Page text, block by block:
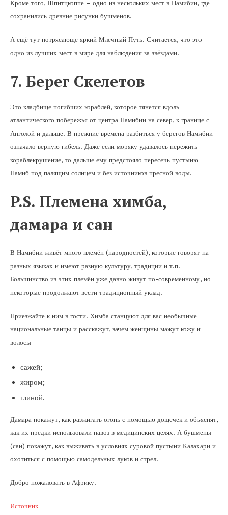
Кроме того, Шпитцкоппе – одно из нескольких мест в Намибии, где
сохранились древние рисунки бушменов.
А ещё тут потрясающе яркий Млечный Путь. Считается, что это
одно из лучших мест в мире для наблюдения за звёздами.
7. Берег Скелетов
Это кладбище погибших кораблей, которое тянется вдоль
атлантического побережья от центра Намибии на север, к границе с
Анголой и дальше. В прежние времена разбиться у берегов Намибии
означало верную гибель. Даже если моряку удавалось пережить
кораблекрушение, то дальше ему предстояло пересечь пустыню
Намиб под палящим солнцем и без источников пресной воды.
P.S. Племена химба,
дамара и сан
В Намибии живёт много племён (народностей), которые говорят на
разных языках и имеют разную культуру, традиции и т.п.
Большинство из этих племён уже давно живут по-современному, но
некоторые продолжают вести традиционный уклад.
Приезжайте к ним в гости! Химба станцуют для вас необычные
национальные танцы и расскажут, зачем женщины мажут кожу и
волосы
сажей;
жиром;
глиной.
Дамара покажут, как разжигать огонь с помощью дощечек и объяснят,
как их предки использовали навоз в медицинских целях. А бушмены
(сан) покажут, как выживать в условиях суровой пустыни Калахари и
охотиться с помощью самодельных луков и стрел.
Добро пожаловать в Африку!
Источник